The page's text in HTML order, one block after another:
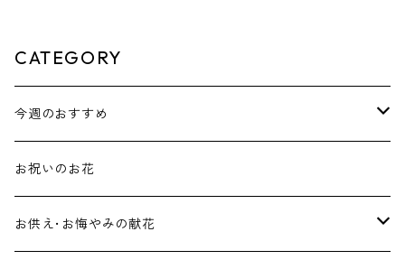
CATEGORY
今週のおすすめ
花束･ブーケ
アレンジメント
お祝いのお花
お供え･お悔やみの献花